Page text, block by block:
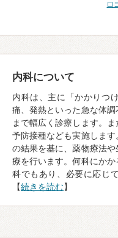
口
内科について
内科は、主に「かかりつ
痛、発熱といった急な体
まで幅広く診療します。
予防接種なども実施しま
の結果を基に、薬物療法
療を行います。何科にか
科でもあり、必要に応じ
【続きを読む】